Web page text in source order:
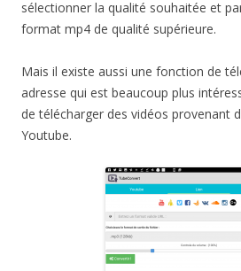
sélectionner la qualité souhaitée et
format mp4 de qualité supérieure.
Mais il existe aussi une fonction de
adresse qui est beaucoup plus
de télécharger des vidéos provenant
Youtube.